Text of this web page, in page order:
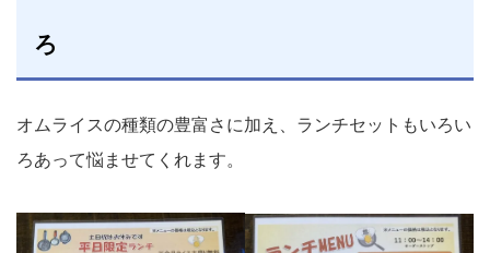
ろ
オムライスの種類の豊富さに加え、ランチセットもいろい
ろあって悩ませてくれます。